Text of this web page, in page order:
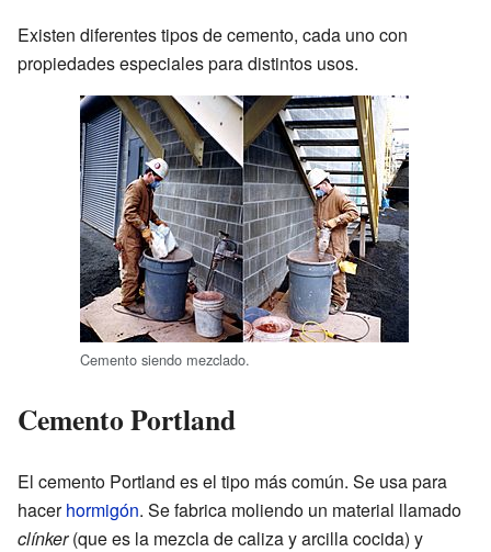
Existen diferentes tipos de cemento, cada uno con
propiedades especiales para distintos usos.
Cemento siendo mezclado.
Cemento Portland
El cemento Portland es el tipo más común. Se usa para
hacerhormigón. Se fabrica moliendo un material llamado
clínker(que es la mezcla de caliza y arcilla cocida) y